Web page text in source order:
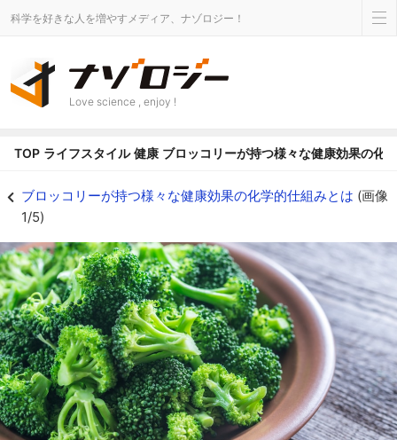
科学を好きな人を増やすメディア、ナゾロジー！
Love science , enjoy !
TOP ライフスタイル 健康 ブロッコリーが持つ様々な健康効果の化
ブロッコリーが持つ様々な健康効果の化学的仕組みとは (画像
1/5)